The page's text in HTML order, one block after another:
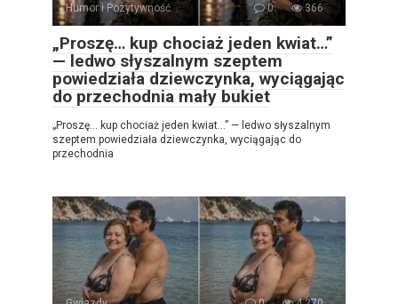
Humor i Pozytywność 0 366
„Proszę… kup chociaż jeden kwiat…”
— ledwo słyszalnym szeptem
powiedziała dziewczynka, wyciągając
do przechodnia mały bukiet
„Proszę… kup chociaż jeden kwiat…” — ledwo słyszalnym
szeptem powiedziała dziewczynka, wyciągając do
przechodnia